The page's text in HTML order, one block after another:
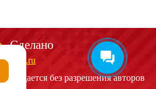
Сделано
biga.ru
запрещается без разрешения авторов